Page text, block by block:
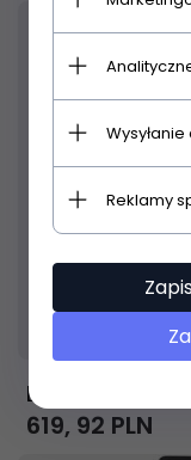
Produkt
BEHRINGER Pro
619, 92 PLN
Reklamy